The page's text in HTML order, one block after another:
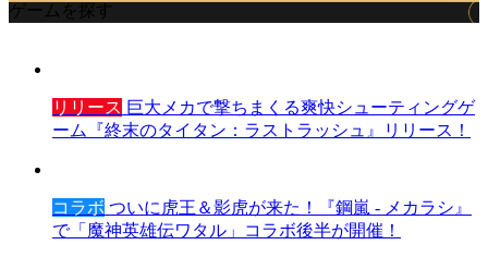
ゲームを探す
リリース 巨大メカで撃ちまくる爽快シューティングゲ
ーム『終末のタイタン：ラストラッシュ』リリース！
コラボ ついに虎王＆影虎が来た！『鋼嵐 - メカラシ』
で「魔神英雄伝ワタル」コラボ後半が開催！